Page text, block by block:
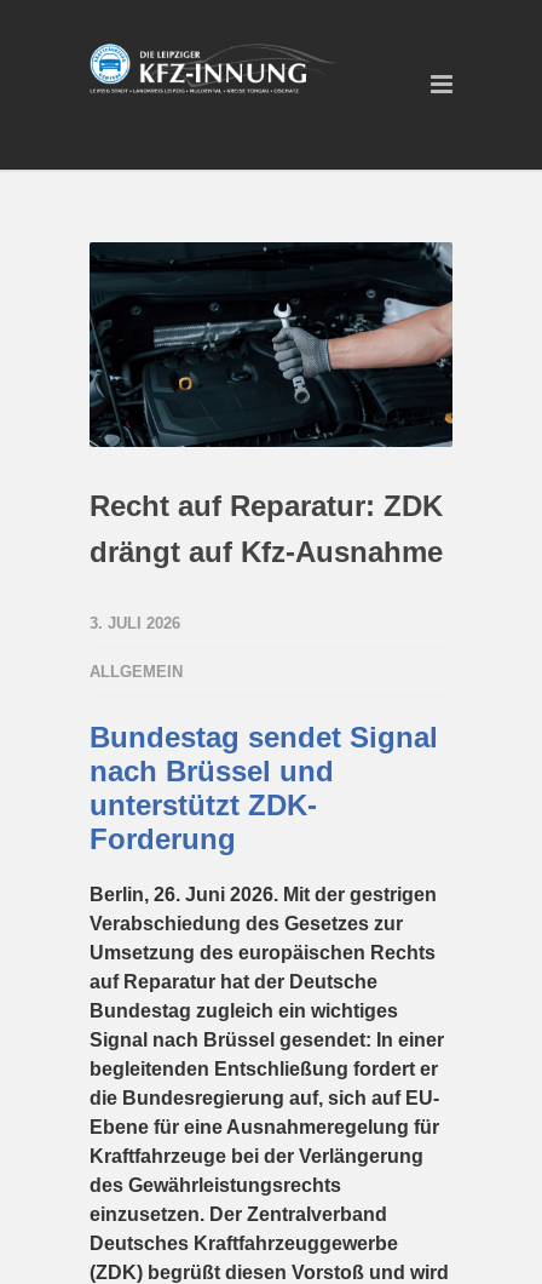
Recht auf Reparatur: ZDK
drängt auf Kfz-Ausnahme
3. JULI 2026
ALLGEMEIN
Bundestag sendet Signal
nach Brüssel und
unterstützt ZDK-
Forderung
Berlin, 26. Juni 2026. Mit der gestrigen
Verabschiedung des Gesetzes zur
Umsetzung des europäischen Rechts
auf Reparatur hat der Deutsche
Bundestag zugleich ein wichtiges
Signal nach Brüssel gesendet: In einer
begleitenden Entschließung fordert er
die Bundesregierung auf, sich auf EU-
Ebene für eine Ausnahmeregelung für
Kraftfahrzeuge bei der Verlängerung
des Gewährleistungsrechts
einzusetzen. Der Zentralverband
Deutsches Kraftfahrzeuggewerbe
(ZDK) begrüßt diesen Vorstoß und wird